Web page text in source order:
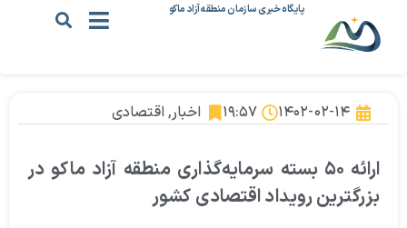
پایگاه خبری سازمان منطقه آزاد ماکو
۱۴۰۲-۰۲-۱۴ ۱۹:۵۷ اخبار, اقتصادی
ارائه ۵۰ بسته سرمایه‌گذاری منطقه آزاد ماکو در
بزرگترین رویداد اقتصادی کشور